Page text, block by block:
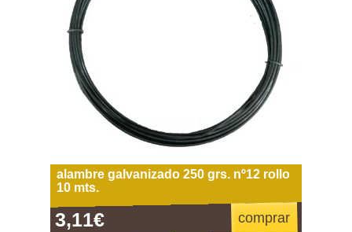
alambre galvanizado 250 grs. nº12 rollo
10 mts.
3,11€ comprar